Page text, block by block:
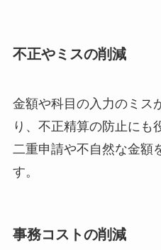
不正やミスの削減
金額や科目の入力のミス
り、不正精算の防止にも
二重申請や不自然な金額
す。
事務コストの削減